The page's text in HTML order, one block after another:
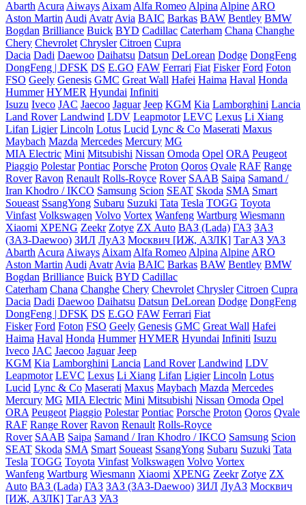
Abarth Acura Aiways Aixam Alfa Romeo Alpina Alpine ARO
Aston Martin Audi Avatr Avia BAIC Barkas BAW Bentley BMW
Bogdan Brilliance Buick BYD Cadillac Caterham Chana Changhe
Chery Chevrolet Chrysler Citroen Cupra
Dacia Dadi Daewoo Daihatsu Datsun DeLorean Dodge DongFeng
DongFeng | DFSK DS E.GO FAW Ferrari Fiat Fisker Ford Foton
FSO Geely Genesis GMC Great Wall Hafei Haima Haval Honda
Hummer HYMER Hyundai Infiniti
Isuzu Iveco JAC Jaecoo Jaguar Jeep KGM Kia Lamborghini Lancia
Land Rover Landwind LDV Leapmotor LEVC Lexus Li Xiang
Lifan Ligier Lincoln Lotus Lucid Lync & Co Maserati Maxus
Maybach Mazda Mercedes Mercury MG
MIA Electric Mini Mitsubishi Nissan Omoda Opel ORA Peugeot
Piaggio Polestar Pontiac Porsche Proton Qoros Qvale RAF Range
Rover Ravon Renault Rolls-Royce Rover SAAB Saipa Samand /
Iran Khodro / IKCO Samsung Scion SEAT Skoda SMA Smart
Soueast SsangYong Subaru Suzuki Tata Tesla TOGG Toyota
Vinfast Volkswagen Volvo Vortex Wanfeng Wartburg Wiesmann
Xiaomi XPENG Zeekr Zotye ZX Auto ВАЗ (Lada) ГАЗ ЗАЗ
(ЗАЗ-Daewoo) ЗИЛ ЛуАЗ Москвич [ИЖ, АЗЛК] ТагАЗ УАЗ
Abarth Acura Aiways Aixam Alfa Romeo Alpina Alpine ARO
Aston Martin Audi Avatr Avia BAIC Barkas BAW Bentley BMW
Bogdan Brilliance Buick BYD Cadillac
Caterham Chana Changhe Chery Chevrolet Chrysler Citroen Cupra
Dacia Dadi Daewoo Daihatsu Datsun DeLorean Dodge DongFeng
DongFeng | DFSK DS E.GO FAW Ferrari Fiat
Fisker Ford Foton FSO Geely Genesis GMC Great Wall Hafei
Haima Haval Honda Hummer HYMER Hyundai Infiniti Isuzu
Iveco JAC Jaecoo Jaguar Jeep
KGM Kia Lamborghini Lancia Land Rover Landwind LDV
Leapmotor LEVC Lexus Li Xiang Lifan Ligier Lincoln Lotus
Lucid Lync & Co Maserati Maxus Maybach Mazda Mercedes
Mercury MG MIA Electric Mini Mitsubishi Nissan Omoda Opel
ORA Peugeot Piaggio Polestar Pontiac Porsche Proton Qoros Qvale
RAF Range Rover Ravon Renault Rolls-Royce
Rover SAAB Saipa Samand / Iran Khodro / IKCO Samsung Scion
SEAT Skoda SMA Smart Soueast SsangYong Subaru Suzuki Tata
Tesla TOGG Toyota Vinfast Volkswagen Volvo Vortex
Wanfeng Wartburg Wiesmann Xiaomi XPENG Zeekr Zotye ZX
Auto ВАЗ (Lada) ГАЗ ЗАЗ (ЗАЗ-Daewoo) ЗИЛ ЛуАЗ Москвич
[ИЖ, АЗЛК] ТагАЗ УАЗ